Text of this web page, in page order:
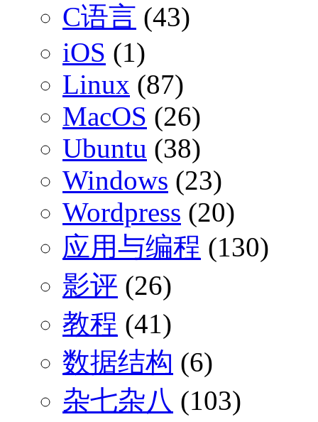
C语言 (43)
iOS (1)
Linux (87)
MacOS (26)
Ubuntu (38)
Windows (23)
Wordpress (20)
应用与编程 (130)
影评 (26)
教程 (41)
数据结构 (6)
杂七杂八 (103)